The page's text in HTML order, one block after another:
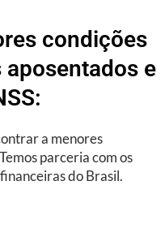
condições
e
a menores
parceria com os
do Brasil.